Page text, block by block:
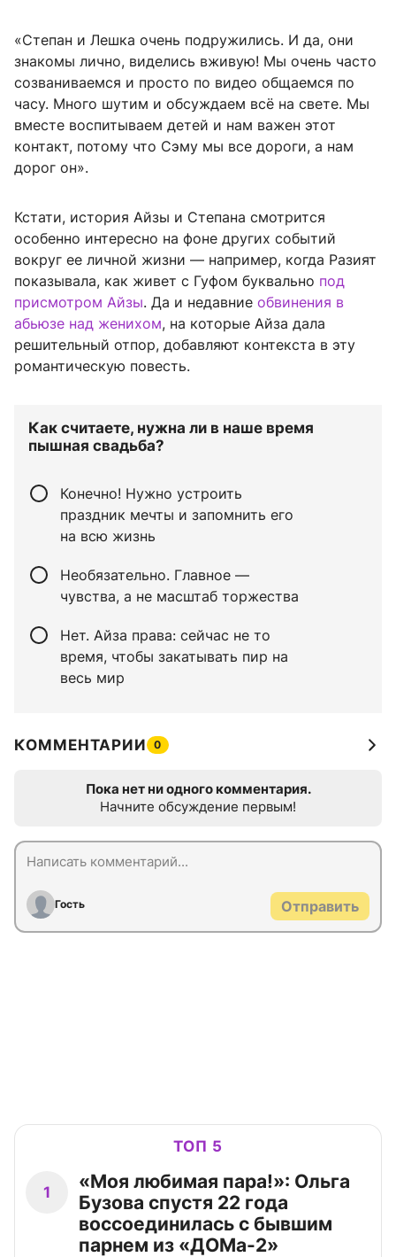
«Степан и Лешка очень подружились. И да, они
знакомы лично, виделись вживую! Мы очень часто
созваниваемся и просто по видео общаемся по
часу. Много шутим и обсуждаем всё на свете. Мы
вместе воспитываем детей и нам важен этот
контакт, потому что Сэму мы все дороги, а нам
дорог он».
Кстати, история Айзы и Степана смотрится
особенно интересно на фоне других событий
вокруг ее личной жизни — например, когда Разият
показывала, как живет с Гуфом буквально под
присмотром Айзы. Да и недавние обвинения в
абьюзе над женихом, на которые Айза дала
решительный отпор, добавляют контекста в эту
романтическую повесть.
Как считаете, нужна ли в наше время
пышная свадьба?
Конечно! Нужно устроить
праздник мечты и запомнить его
на всю жизнь
Необязательно. Главное —
чувства, а не масштаб торжества
Нет. Айза права: сейчас не то
время, чтобы закатывать пир на
весь мир
КОММЕНТАРИИ 0
Пока нет ни одного комментария.
Начните обсуждение первым!
Гость Отправить
ТОП 5
1
«Моя любимая пара!»: Ольга
Бузова спустя 22 года
воссоединилась с бывшим
парнем из «ДОМа-2»